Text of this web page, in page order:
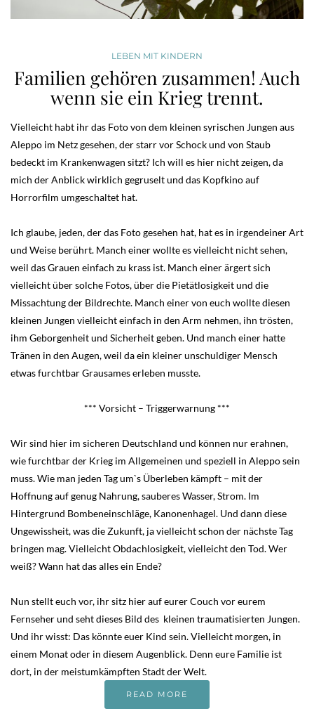
LEBEN MIT KINDERN
Familien gehören zusammen! Auch
wenn sie ein Krieg trennt.
Vielleicht habt ihr das Foto von dem kleinen syrischen Jungen aus
Aleppo im Netz gesehen, der starr vor Schock und von Staub
bedeckt im Krankenwagen sitzt? Ich will es hier nicht zeigen, da
mich der Anblick wirklich gegruselt und das Kopfkino auf
Horrorfilm umgeschaltet hat.
Ich glaube, jeden, der das Foto gesehen hat, hat es in irgendeiner Art
und Weise berührt. Manch einer wollte es vielleicht nicht sehen,
weil das Grauen einfach zu krass ist. Manch einer ärgert sich
vielleicht über solche Fotos, über die Pietätlosigkeit und die
Missachtung der Bildrechte. Manch einer von euch wollte diesen
kleinen Jungen vielleicht einfach in den Arm nehmen, ihn trösten,
ihm Geborgenheit und Sicherheit geben. Und manch einer hatte
Tränen in den Augen, weil da ein kleiner unschuldiger Mensch
etwas furchtbar Grausames erleben musste.
*** Vorsicht – Triggerwarnung ***
Wir sind hier im sicheren Deutschland und können nur erahnen,
wie furchtbar der Krieg im Allgemeinen und speziell in Aleppo sein
muss. Wie man jeden Tag um`s Überleben kämpft – mit der
Hoffnung auf genug Nahrung, sauberes Wasser, Strom. Im
Hintergrund Bombeneinschläge, Kanonenhagel. Und dann diese
Ungewissheit, was die Zukunft, ja vielleicht schon der nächste Tag
bringen mag. Vielleicht Obdachlosigkeit, vielleicht den Tod. Wer
weiß? Wann hat das alles ein Ende?
Nun stellt euch vor, ihr sitz hier auf eurer Couch vor eurem
Fernseher und seht dieses Bild des kleinen traumatisierten Jungen.
Und ihr wisst: Das könnte euer Kind sein. Vielleicht morgen, in
einem Monat oder in diesem Augenblick. Denn eure Familie ist
dort, in der meistumkämpften Stadt der Welt.
READ MORE